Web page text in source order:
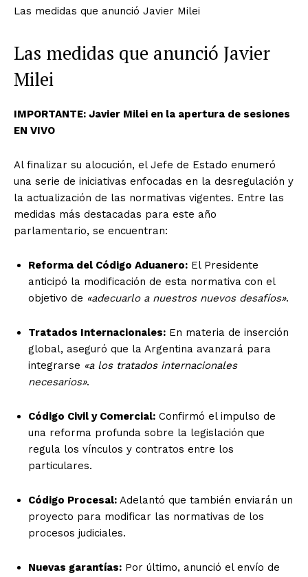
Las medidas que anunció Javier Milei
Las medidas que anunció Javier
Milei
IMPORTANTE: Javier Milei en la apertura de sesiones
EN VIVO
Al finalizar su alocución, el Jefe de Estado enumeró
una serie de iniciativas enfocadas en la desregulación y
la actualización de las normativas vigentes. Entre las
medidas más destacadas para este año
parlamentario, se encuentran:
Reforma del Código Aduanero: El Presidente
anticipó la modificación de esta normativa con el
objetivo de «adecuarlo a nuestros nuevos desafíos».
Tratados Internacionales: En materia de inserción
global, aseguró que la Argentina avanzará para
integrarse «a los tratados internacionales
necesarios».
Código Civil y Comercial: Confirmó el impulso de
una reforma profunda sobre la legislación que
regula los vínculos y contratos entre los
particulares.
Código Procesal: Adelantó que también enviarán un
proyecto para modificar las normativas de los
procesos judiciales.
Nuevas garantías: Por último, anunció el envío de